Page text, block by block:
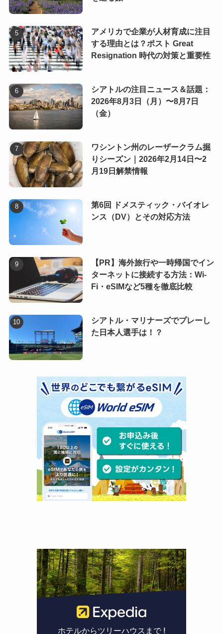
アメリカで企業が人材育成に注目
する理由とは？ポスト Great
Resignation 時代の対策と重要性
シアトルの注目ニュース＆話題：
2026年8月3日（月）〜8月7日
（金）
ワシントン州のレーザークラム掘
りシーズン｜2026年2月14日〜2
月19日解禁情報
第6回 ドメスティック・バイオレ
ンス（DV）とその対応方法
【PR】海外旅行や一時帰国でイン
ターネットに接続する方法：Wi-
Fi・eSIMなど5種を徹底比較
シアトル・マリナーズでプレーし
た日本人選手は！？